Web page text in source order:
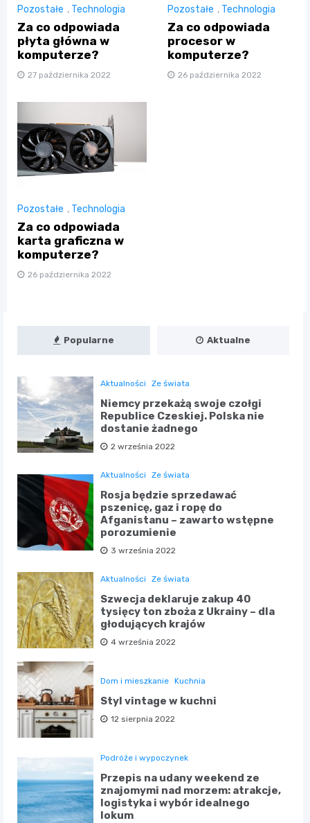
Pozostałe , Technologia
Za co odpowiada
płyta główna w
komputerze?
27 października 2022
Pozostałe , Technologia
Za co odpowiada
procesor w
komputerze?
26 października 2022
Pozostałe , Technologia
Za co odpowiada
karta graficzna w
komputerze?
26 października 2022
Popularne Aktualne
Aktualności Ze świata
Niemcy przekażą swoje czołgi
Republice Czeskiej. Polska nie
dostanie żadnego
2 września 2022
Aktualności Ze świata
Rosja będzie sprzedawać
pszenicę, gaz i ropę do
Afganistanu – zawarto wstępne
porozumienie
3 września 2022
Aktualności Ze świata
Szwecja deklaruje zakup 40
tysięcy ton zboża z Ukrainy – dla
głodujących krajów
4 września 2022
Dom i mieszkanie Kuchnia
Styl vintage w kuchni
12 sierpnia 2022
Podróże i wypoczynek
Przepis na udany weekend ze
znajomymi nad morzem: atrakcje,
logistyka i wybór idealnego
lokum